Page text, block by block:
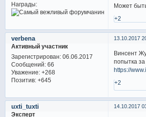
Награды:
Может
+2
13.10.2017
verbena
Активный участник
Зарегистрирован: 06.06.2017
Сообщений:66
Уважение: +268
Позитив: +645
Винсент
попытка
https://
+2
14.10.2017
uxti_tuxti
Эксперт